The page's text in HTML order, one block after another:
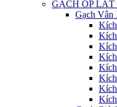
GẠCH ỐP
Gạch Vân